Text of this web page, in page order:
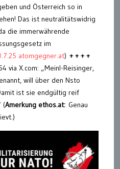
und Österreich so in
Das ist neutralitätswidrig
die immerwährende
im
atomgegner.at) + + + +
via X.com: „Meinl-Reisinger,
will über den Nsto
ist sie endgültig reif
(Amerkung ethos.at: Genau